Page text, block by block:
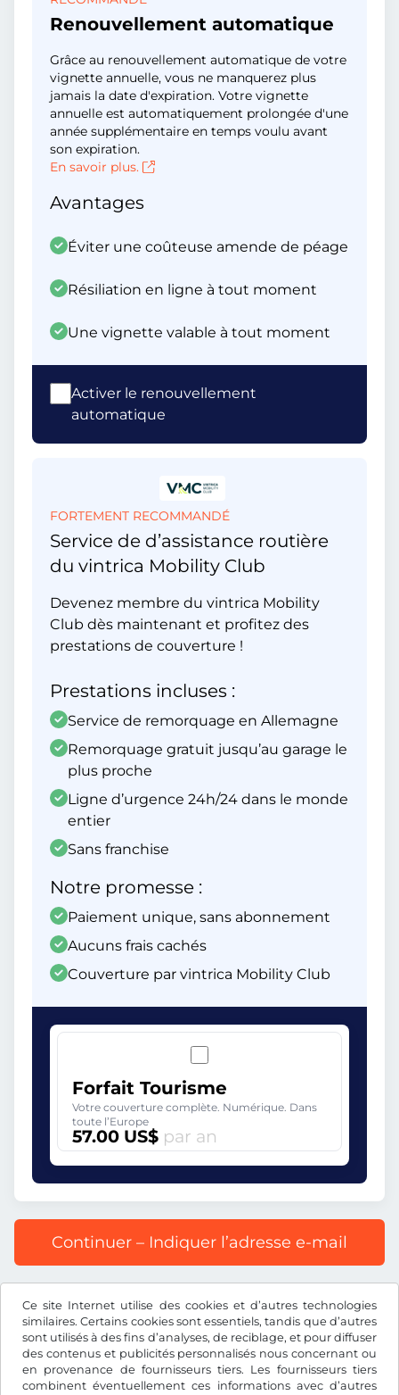
Ce site Internet utilise des cookies et d’autres technologies
similaires. Certains cookies sont essentiels, tandis que d’autres
sont utilisés à des fins d’analyses, de reciblage, et pour diffuser
des contenus et publicités personnalisés nous concernant ou
en provenance de fournisseurs tiers. Les fournisseurs tiers
combinent éventuellement ces informations avec d’autres
Renouvellement automatique
Grâce au renouvellement automatique de votre
vignette annuelle, vous ne manquerez plus
jamais la date d'expiration. Votre vignette
annuelle est automatiquement prolongée d'une
année supplémentaire en temps voulu avant
son expiration.
En savoir plus.
Avantages
Éviter une coûteuse amende de péage
Résiliation en ligne à tout moment
Une vignette valable à tout moment
Activer le renouvellement
automatique
FORTEMENT RECOMMANDÉ
Service de d’assistance routière
du vintrica Mobility Club
Devenez membre du vintrica Mobility
Club dès maintenant et profitez des
prestations de couverture !
Prestations incluses :
Service de remorquage en Allemagne
Remorquage gratuit jusqu’au garage le
plus proche
Ligne d’urgence 24h/24 dans le monde
entier
Sans franchise
Notre promesse :
Paiement unique, sans abonnement
Aucuns frais cachés
Couverture par vintrica Mobility Club
Forfait Tourisme
Votre couverture complète. Numérique. Dans
toute l’Europe
57.00 US$ par an
Continuer – Indiquer l’adresse e-mail
compris les frais d’enregistrement et la TVA.